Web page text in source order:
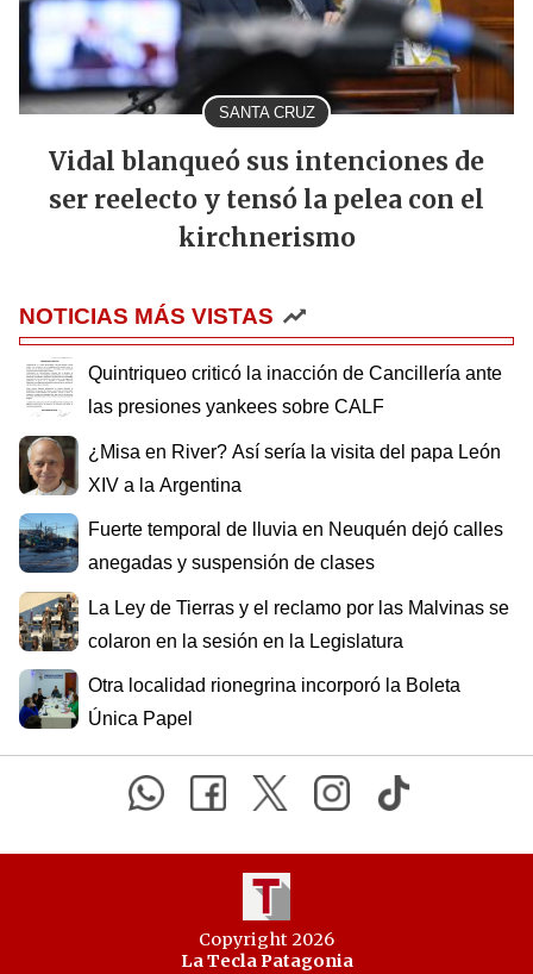
SANTA CRUZ
Vidal blanqueó sus intenciones de
ser reelecto y tensó la pelea con el
kirchnerismo
NOTICIAS MÁS VISTAS
Quintriqueo criticó la inacción de Cancillería ante
las presiones yankees sobre CALF
¿Misa en River? Así sería la visita del papa León
XIV a la Argentina
Fuerte temporal de lluvia en Neuquén dejó calles
anegadas y suspensión de clases
La Ley de Tierras y el reclamo por las Malvinas se
colaron en la sesión en la Legislatura
Otra localidad rionegrina incorporó la Boleta
Única Papel
Copyright 2026
La Tecla Patagonia